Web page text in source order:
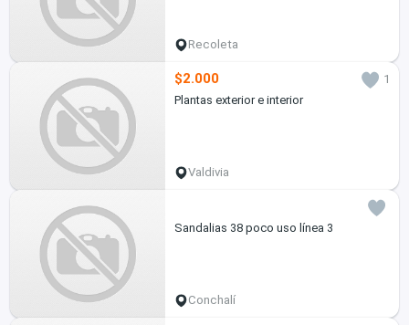
Recoleta
$2.000
1
Plantas exterior e interior
Valdivia
Sandalias 38 poco uso línea 3
Conchalí